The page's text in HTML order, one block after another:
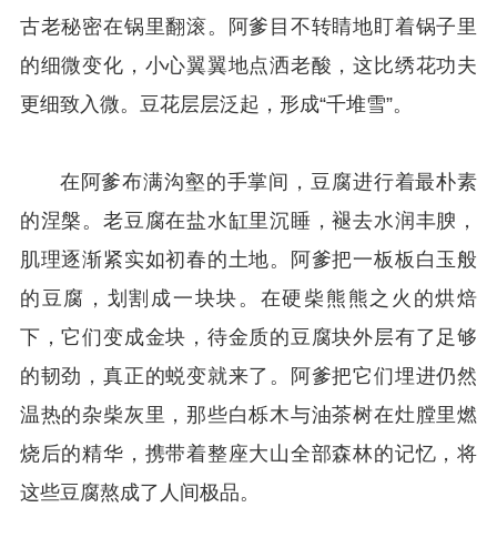
古老秘密在锅里翻滚。阿爹目不转睛地盯着锅子里
的细微变化，小心翼翼地点洒老酸，这比绣花功夫
更细致入微。豆花层层泛起，形成“千堆雪”。
在阿爹布满沟壑的手掌间，豆腐进行着最朴素
的涅槃。老豆腐在盐水缸里沉睡，褪去水润丰腴，
肌理逐渐紧实如初春的土地。阿爹把一板板白玉般
的豆腐，划割成一块块。在硬柴熊熊之火的烘焙
下，它们变成金块，待金质的豆腐块外层有了足够
的韧劲，真正的蜕变就来了。阿爹把它们埋进仍然
温热的杂柴灰里，那些白栎木与油茶树在灶膛里燃
烧后的精华，携带着整座大山全部森林的记忆，将
这些豆腐熬成了人间极品。